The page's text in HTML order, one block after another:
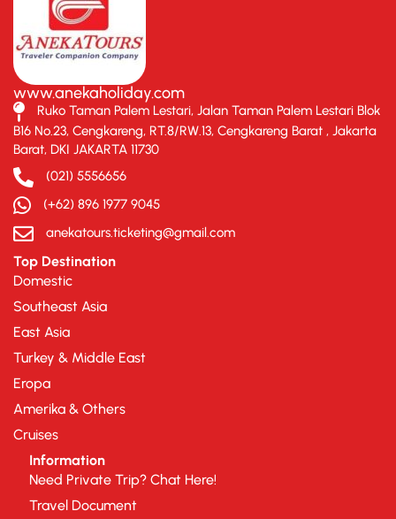
www.anekaholiday.com
Ruko Taman Palem Lestari, Jalan Taman Palem Lestari Blok
B16 No.23, Cengkareng, RT.8/RW.13, Cengkareng Barat , Jakarta
Barat, DKI JAKARTA 11730
(021) 5556656
(+62) 896 1977 9045
anekatours.ticketing@gmail.com
Top Destination
Domestic
Southeast Asia
East Asia
Turkey & Middle East
Eropa
Amerika & Others
Cruises
Information
Need Private Trip? Chat Here!
Travel Document